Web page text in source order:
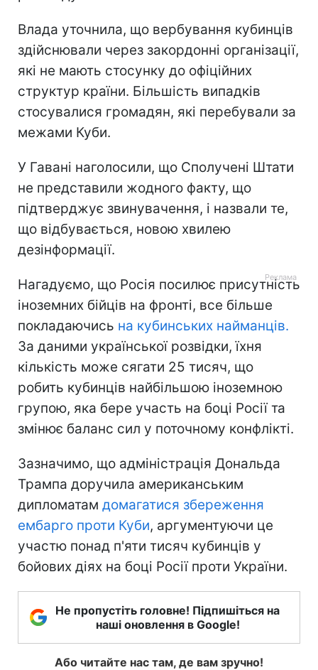
Влада уточнила, що вербування кубинців
здійснювали через закордонні організації,
які не мають стосунку до офіційних
структур країни. Більшість випадків
стосувалися громадян, які перебували за
межами Куби.
У Гавані наголосили, що Сполучені Штати
не представили жодного факту, що
підтверджує звинувачення, і назвали те,
що відбувається, новою хвилею
дезінформації.
Нагадуємо, що Росія посилює присутність
іноземних бійців на фронті, все більше
покладаючись на кубинських найманців.
За даними української розвідки, їхня
кількість може сягати 25 тисяч, що
робить кубинців найбільшою іноземною
групою, яка бере участь на боці Росії та
змінює баланс сил у поточному конфлікті.
Зазначимо, що адміністрація Дональда
Трампа доручила американським
дипломатам домагатися збереження
ембарго проти Куби, аргументуючи це
участю понад п'яти тисяч кубинців у
бойових діях на боці Росії проти України.
Не пропустіть головне! Підпишіться на
наші оновлення в Google!
Або читайте нас там, де вам зручно!